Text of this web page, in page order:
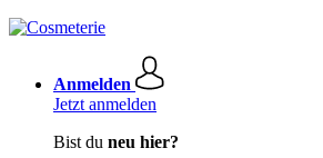
Anmelden
Jetzt anmelden
Bist du neu hier?